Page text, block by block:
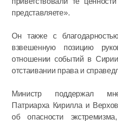
представляете».
Он также с
взвешенную позицию
отношении событий в
отстаивании права и
Министр поддержал
Патриарха Кирилла и
об опасности